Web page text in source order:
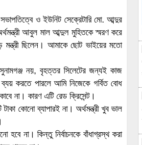
সভাপতিত্বে ও ইউনিট সেক্রেটারি মো. আব্দুর
আবুল মাল আব্দুল মুহিতকে স্মরণ করে
মন্ত্রী ছিলেন। আমাকে ছোট ভাইয়ের মতো
নয়, বৃহত্তর সিলেটের জন্যই কাজ
ব্যয় করতে পারলে আমি নিজেকে গর্বিত বোধ
না। কারণ এটি রেড ক্রিসেন্ট।
কোনো ব্যাপারই না। অর্থমন্ত্রী খুব ভাল
হবে না। কিন্তু নির্বাচনকে বাঁধাগ্রস্থ করা